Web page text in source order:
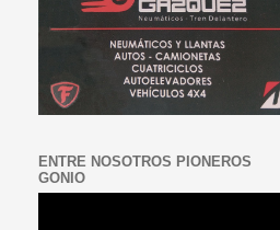
ENTRE NOSOTROS PIONEROS
GONIO